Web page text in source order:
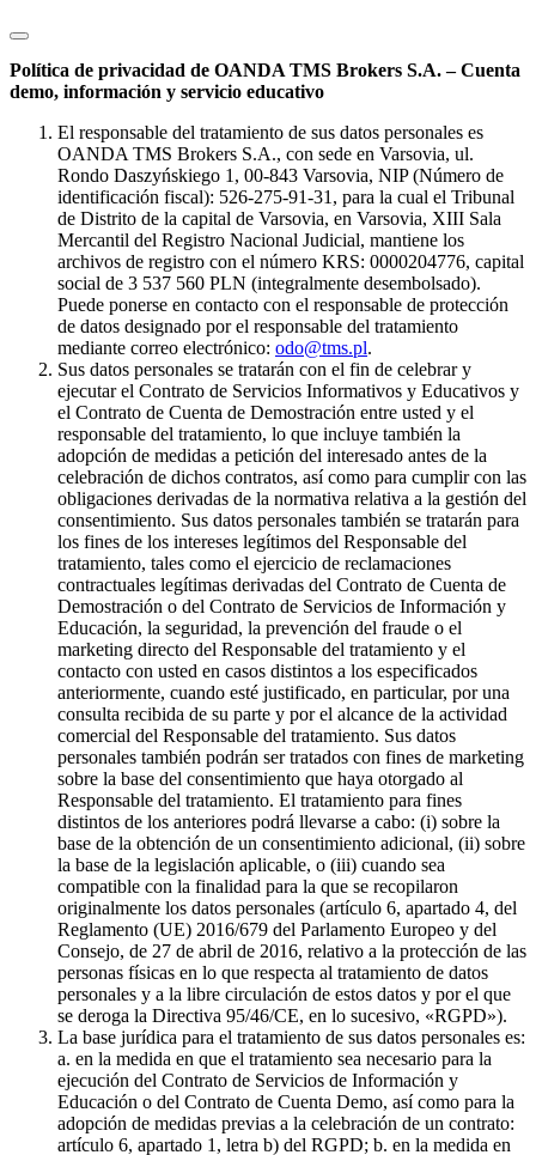
Política de privacidad de OANDA TMS Brokers S.A. – Cuenta
demo, información y servicio educativo
El responsable del tratamiento de sus datos personales es
OANDA TMS Brokers S.A., con sede en Varsovia, ul.
Rondo Daszyńskiego 1, 00-843 Varsovia, NIP (Número de
identificación fiscal): 526-275-91-31, para la cual el Tribunal
de Distrito de la capital de Varsovia, en Varsovia, XIII Sala
Mercantil del Registro Nacional Judicial, mantiene los
archivos de registro con el número KRS: 0000204776, capital
social de 3 537 560 PLN (integralmente desembolsado).
Puede ponerse en contacto con el responsable de protección
de datos designado por el responsable del tratamiento
mediante correo electrónico: odo@tms.pl.
Sus datos personales se tratarán con el fin de celebrar y
ejecutar el Contrato de Servicios Informativos y Educativos y
el Contrato de Cuenta de Demostración entre usted y el
responsable del tratamiento, lo que incluye también la
adopción de medidas a petición del interesado antes de la
celebración de dichos contratos, así como para cumplir con las
obligaciones derivadas de la normativa relativa a la gestión del
consentimiento. Sus datos personales también se tratarán para
los fines de los intereses legítimos del Responsable del
tratamiento, tales como el ejercicio de reclamaciones
contractuales legítimas derivadas del Contrato de Cuenta de
Demostración o del Contrato de Servicios de Información y
Educación, la seguridad, la prevención del fraude o el
marketing directo del Responsable del tratamiento y el
contacto con usted en casos distintos a los especificados
anteriormente, cuando esté justificado, en particular, por una
consulta recibida de su parte y por el alcance de la actividad
comercial del Responsable del tratamiento. Sus datos
personales también podrán ser tratados con fines de marketing
sobre la base del consentimiento que haya otorgado al
Responsable del tratamiento. El tratamiento para fines
distintos de los anteriores podrá llevarse a cabo: (i) sobre la
base de la obtención de un consentimiento adicional, (ii) sobre
la base de la legislación aplicable, o (iii) cuando sea
compatible con la finalidad para la que se recopilaron
originalmente los datos personales (artículo 6, apartado 4, del
Reglamento (UE) 2016/679 del Parlamento Europeo y del
Consejo, de 27 de abril de 2016, relativo a la protección de las
personas físicas en lo que respecta al tratamiento de datos
personales y a la libre circulación de estos datos y por el que
se deroga la Directiva 95/46/CE, en lo sucesivo, «RGPD»).
La base jurídica para el tratamiento de sus datos personales es:
a. en la medida en que el tratamiento sea necesario para la
ejecución del Contrato de Servicios de Información y
Educación o del Contrato de Cuenta Demo, así como para la
adopción de medidas previas a la celebración de un contrato:
artículo 6, apartado 1, letra b) del RGPD; b. en la medida en